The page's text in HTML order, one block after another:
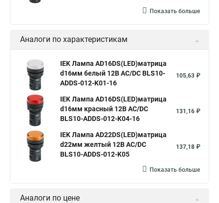
Показать больше
Аналоги по характеристикам
IEK Лампа AD16DS(LED)матрица
d16мм белый 12В AC/DC BLS10-
ADDS-012-K01-16
105,63 ₽
IEK Лампа AD16DS(LED)матрица
d16мм красный 12В AC/DC
BLS10-ADDS-012-K04-16
131,16 ₽
IEK Лампа AD22DS(LED)матрица
d22мм желтый 12В AC/DC
BLS10-ADDS-012-K05
137,18 ₽
Показать больше
Аналоги по цене